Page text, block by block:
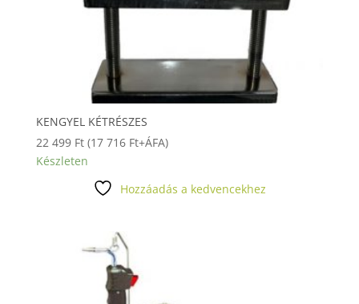
KENGYEL KÉTRÉSZES
22 499 Ft (17 716 Ft+ÁFA)
Készleten
Hozzáadás a kedvencekhez